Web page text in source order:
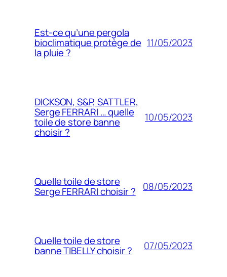
Est-ce qu’une pergola
bioclimatique protège de
la pluie ?
11/05/2023
DICKSON, S&P, SATTLER,
Serge FERRARI … quelle
toile de store banne
choisir ?
10/05/2023
Quelle toile de store
Serge FERRARI choisir ? 08/05/2023
Quelle toile de store
banne TIBELLY choisir ? 07/05/2023